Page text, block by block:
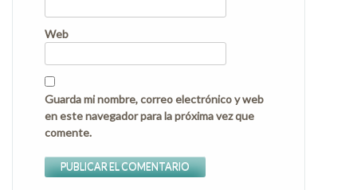
Web
Guarda mi nombre, correo electrónico y web
en este navegador para la próxima vez que
comente.